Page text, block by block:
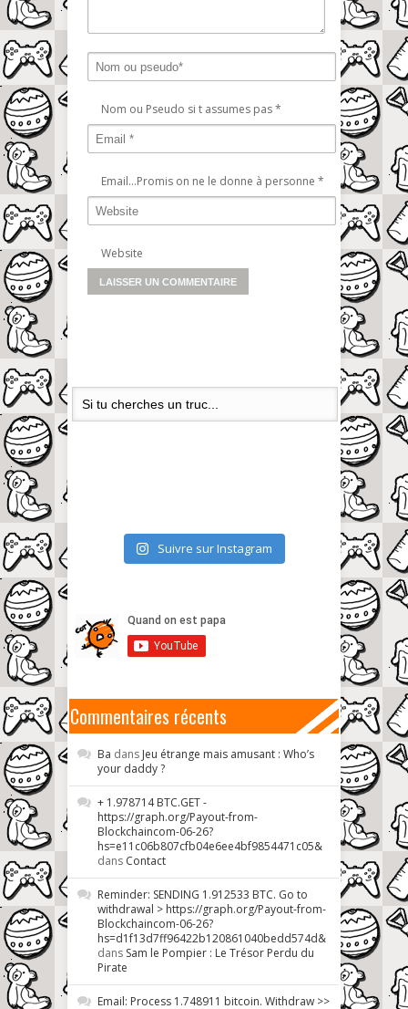
Nom ou Pseudo si t assumes pas*
Email...Promis on ne le donne à personne *
Website
Suivre sur Instagram
Commentaires récents
Ba dans Jeu étrange mais amusant : Who’s
your daddy ?
+ 1.978714 BTC.GET -
https://graph.org/Payout-from-
Blockchaincom-06-26?
hs=e11c06b807cfb04e6ee4bf9854471c05&
dans Contact
Reminder: SENDING 1.912533 BTC. Go to
withdrawal > https://graph.org/Payout-from-
Blockchaincom-06-26?
hs=d1f13d7ff96422b120861040bedd574d&
dans Sam le Pompier : Le Trésor Perdu du
Pirate
Email: Process 1.748911 bitcoin. Withdraw >>